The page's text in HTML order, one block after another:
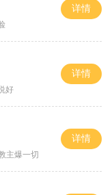
详情
好
详情
主爆一切
详情